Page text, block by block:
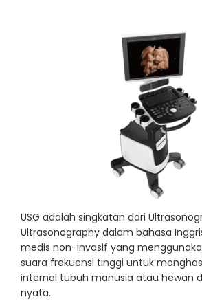
USG adalah singkatan dari
Ultrasonography dalam bahasa
medis non-invasif yang
suara frekuensi tinggi untuk
internal tubuh manusia atau hewan
nyata.